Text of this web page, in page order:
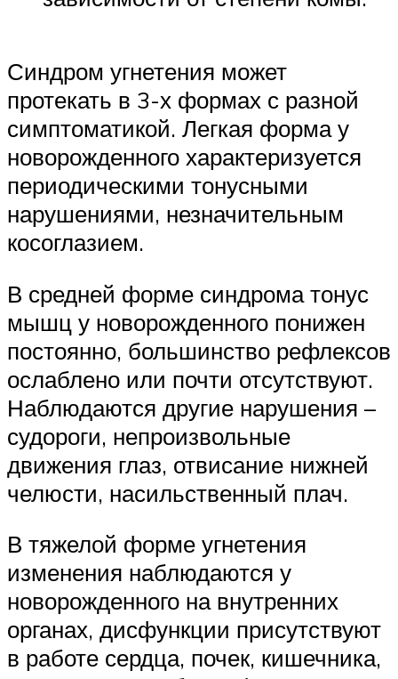
Синдром угнетения может
протекать в 3-х формах с разной
симптоматикой. Легкая форма у
новорожденного характеризуется
периодическими тонусными
нарушениями, незначительным
косоглазием.
В средней форме синдрома тонус
мышц у новорожденного понижен
постоянно, большинство рефлексов
ослаблено или почти отсутствуют.
Наблюдаются другие нарушения –
судороги, непроизвольные
движения глаз, отвисание нижней
челюсти, насильственный плач.
В тяжелой форме угнетения
изменения наблюдаются у
новорожденного на внутренних
органах, дисфункции присутствуют
в работе сердца, почек, кишечника,